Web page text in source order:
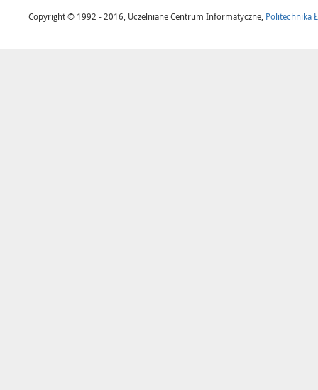
Copyright © 1992 - 2016, Uczelniane Centrum Informatyczne, Politechnika